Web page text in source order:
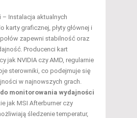
– Instalacja aktualnych
karty graficznej, płyty głównej i
zapewni stabilność oraz
Producenci kart
jak NVIDIA czy AMD, regularnie
sterowniki, co podejmuje się
w najnowszych grach.
monitorowania wydajności
jak MSI Afterburner czy
śledzenie temperatur,